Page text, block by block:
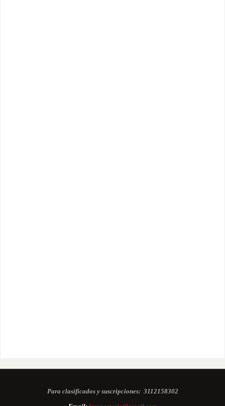
Para clasificados y suscripciones: 3112158302